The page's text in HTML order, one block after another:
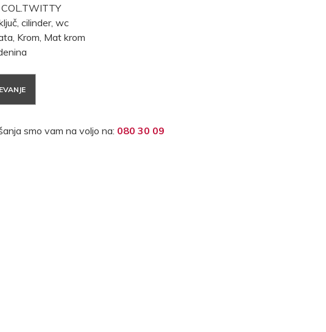
cilinder, wc
Krom, Mat krom
smo vam na voljo na: 080 30 09